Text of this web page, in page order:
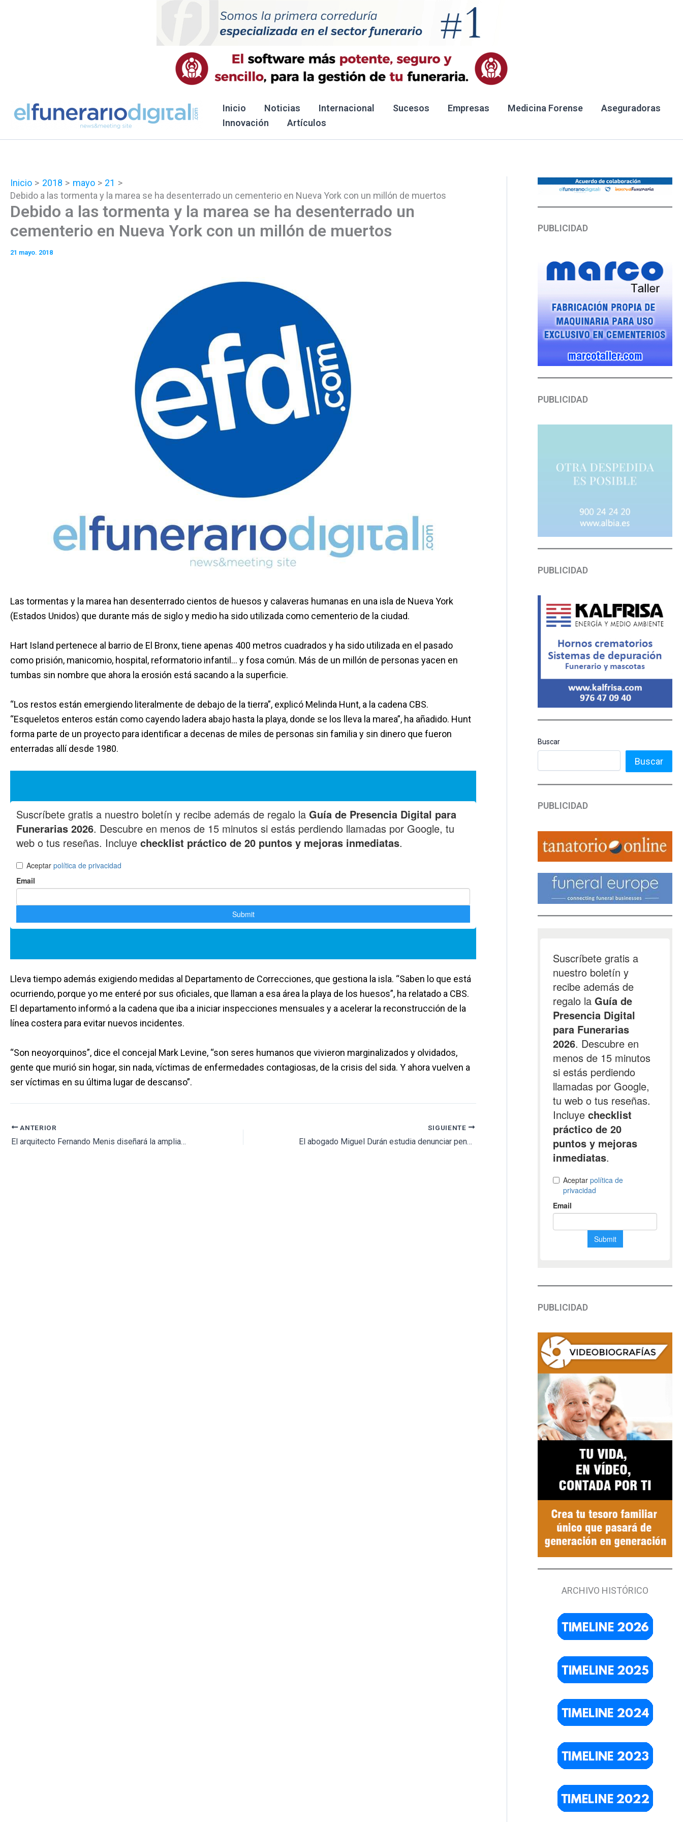
Inicio Noticias Internacional Sucesos Empresas Medicina Forense
Aseguradoras
Innovación
Artículos
Inicio 2018 mayo
21
Debido a las tormenta y la marea se ha desenterrado un cementerio en Nueva York con un millón de muertos
Debido a las tormenta y la marea se ha desenterrado un
cementerio en Nueva York con un millón de muertos
21 mayo. 2018
Las tormentas y la marea han desenterrado cientos de huesos y calaveras humanas en una isla de Nueva York
(Estados Unidos) que durante más de siglo y medio ha sido utilizada como cementerio de la ciudad.
Hart Island pertenece al barrio de El Bronx, tiene apenas 400 metros cuadrados y ha sido utilizada en el pasado
como prisión, manicomio, hospital, reformatorio infantil… y fosa común. Más de un millón de personas yacen en
tumbas sin nombre que ahora la erosión está sacando a la superficie.
“Los restos están emergiendo literalmente de debajo de la tierra”, explicó Melinda Hunt, a la cadena CBS.
“Esqueletos enteros están como cayendo ladera abajo hasta la playa, donde se los lleva la marea”, ha añadido. Hunt
forma parte de un proyecto para identificar a decenas de miles de personas sin familia y sin dinero que fueron
enterradas allí desde 1980.
Lleva tiempo además exigiendo medidas al Departamento de Correcciones, que gestiona la isla. “Saben lo que está
ocurriendo, porque yo me enteré por sus oficiales, que llaman a esa área la playa de los huesos”, ha relatado a CBS.
El departamento informó a la cadena que iba a iniciar inspecciones mensuales y a acelerar la reconstrucción de la
línea costera para evitar nuevos incidentes.
“Son neoyorquinos”, dice el concejal Mark Levine, “son seres humanos que vivieron marginalizados y olvidados,
gente que murió sin hogar, sin nada, víctimas de enfermedades contagiosas, de la crisis del sida. Y ahora vuelven a
ser víctimas en su última lugar de descanso”.
ANTERIOR
El arquitecto Fernando Menis diseñará la ampliación del cementerio de San Agustín
SIGUIENTE
El abogado Miguel Durán estudia denunciar penalmente al Ayuntamiento de Barcelona por el derrumbe en Montjuïc
PUBLICIDAD
PUBLICIDAD
PUBLICIDAD
Buscar
Buscar
PUBLICIDAD
PUBLICIDAD
ARCHIVO HISTÓRICO